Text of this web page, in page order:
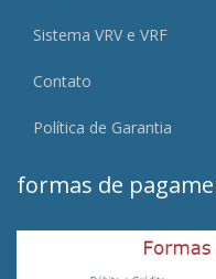
Sistema VRV e VRF
Contato
Política de Garantia
formas de